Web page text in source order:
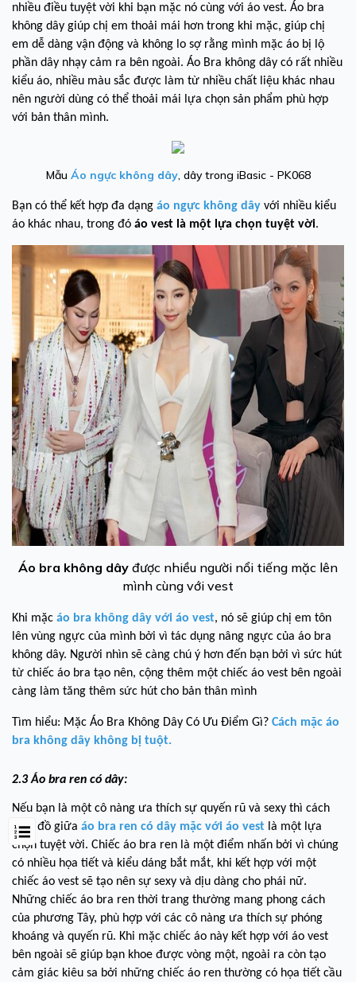
nhiều điều tuyệt vời khi bạn mặc nó cùng với áo vest. Áo bra
không dây giúp chị em thoải mái hơn trong khi mặc, giúp chị
em dễ dàng vận động và không lo sợ rằng mình mặc áo bị lộ
phần dây nhạy cảm ra bên ngoài. Áo Bra không dây có rất nhiều
kiểu áo, nhiều màu sắc được làm từ nhiều chất liệu khác nhau
nên người dùng có thể thoải mái lựa chọn sản phẩm phù hợp
với bản thân mình.
Mẫu Áo ngực không dây, dây trong iBasic - PK068
Bạn có thể kết hợp đa dạng áo ngực không dây với nhiều kiểu
áo khác nhau, trong đó áo vest là một lựa chọn tuyệt vời.
Áo bra không dây được nhiều người nổi tiếng mặc lên
mình cùng với vest
Khi mặc áo bra không dây với áo vest, nó sẽ giúp chị em tôn
lên vùng ngực của mình bởi vì tác dụng nâng ngực của áo bra
không dây. Người nhìn sẽ càng chú ý hơn đến bạn bởi vì sức hút
từ chiếc áo bra tạo nên, cộng thêm một chiếc áo vest bên ngoài
càng làm tăng thêm sức hút cho bản thân mình
Tìm hiểu: Mặc Áo Bra Không Dây Có Ưu Điểm Gì? Cách mặc áo
bra không dây không bị tuột.
2.3 Áo bra ren có dây:
Nếu bạn là một cô nàng ưa thích sự quyến rũ và sexy thì cách
phối đồ giữa áo bra ren có dây mặc với áo vest là một lựa
chọn tuyệt vời. Chiếc áo bra ren là một điểm nhấn bởi vì chúng
có nhiều họa tiết và kiểu dáng bắt mắt, khi kết hợp với một
chiếc áo vest sẽ tạo nên sự sexy và dịu dàng cho phái nữ.
Những chiếc áo bra ren thời trang thường mang phong cách
của phương Tây, phù hợp với các cô nàng ưa thích sự phóng
khoáng và quyến rũ. Khi mặc chiếc áo này kết hợp với áo vest
bên ngoài sẽ giúp bạn khoe được vòng một, ngoài ra còn tạo
cảm giác kiêu sa bởi những chiếc áo ren thường có họa tiết cầu